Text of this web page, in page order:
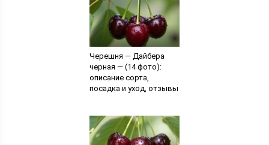
Черешня — Дайбера
черная — (14 фото):
описание сорта,
посадка и уход, отзывы